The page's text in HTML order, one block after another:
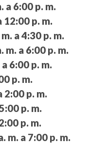
a 6:00 p. m.
12:00 p. m.
a 4:30 p. m.
m. a 6:00 p. m.
6:00 p. m.
p. m.
2:00 p. m.
p. m.
p. m.
m. a 7:00 p. m.